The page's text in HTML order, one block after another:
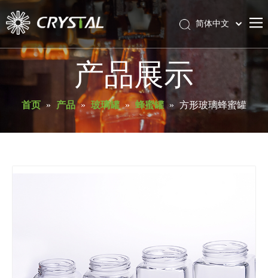
首页
关于库瑞斯特
产品
简体中文
产品展示
首页 » 产品 » 玻璃罐 » 蜂蜜罐 » 方形玻璃蜂蜜罐